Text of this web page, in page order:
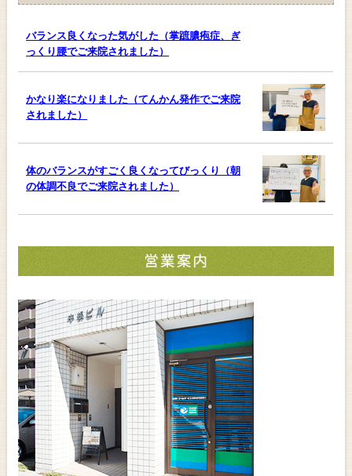
バランス良くなった気がした（掌蹠膿疱症、ぎ
っくり腰でご来院されました）
かなり楽になりました（てんかん発作でご来院
されました）
体のバランスがすごく良くなってびっくり（朝
の体調不良でご来院されました）